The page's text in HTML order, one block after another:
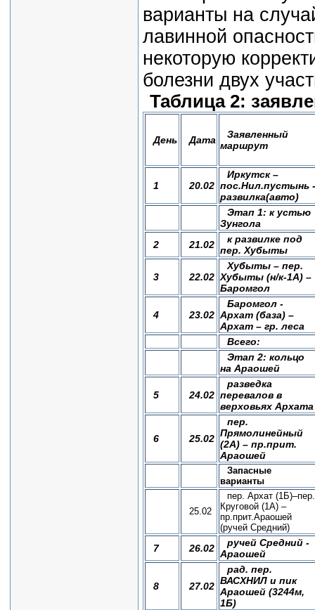
варианты на
лавинной
некоторую
болезни двух
Таблица 2:
День Дата
Заявленный
маршрут
1 20.02
Иркутск –
пос.Нил.пустынь -
развилка(авто)
Этап 1: к устью
Зунгола
2
21.02
к развилке под
пер. Хубыты
3 22.02
Хубыты – пер.
Хубыты (н/к-1А) –
Баромгол
4 23.02
Баромгол -
Архат (база) –
Архат – гр. леса
Всего:
Этап 2: кольцо
на Араошей
5 24.02
разведка
перевалов в
верховьях Архата
6 25.02
пер.
Прямолинейный
(2А) – пр.прит.
Араошей
Запасные
варианты
25.02
пер. Архат (1Б)–пер.
Круговой (1А) –
пр.прит.Араошей
(ручей Средний)
7 26.02
ручей Средний -
Араошей
8 27.02
рад. пер.
ВАСХНИЛ и пик
Араошей (3244м,
1Б)